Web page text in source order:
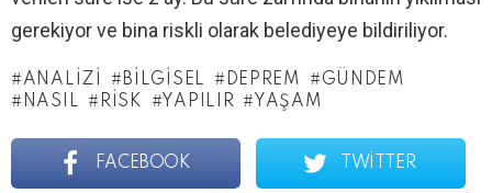
gerekiyor ve bina riskli olarak belediyeye bildiriliyor.
ANALIZI BILGISEL DEPREM
GÜNDEM
NASIL
RISK YAPILIR YAŞAM
FACEBOOK TWITTER